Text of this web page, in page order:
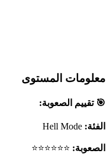
معلومات المستوى
🎯 تقييم الصعوبة:
الفئة: Hell Mode
الصعوبة: ⭐⭐⭐⭐⭐⭐